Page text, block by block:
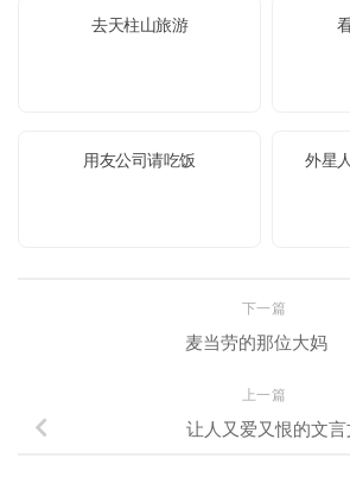
去天柱山旅游
用友公司请吃饭 外星
下一篇
麦当劳的那位大妈
上一篇
让人又爱又恨的文言